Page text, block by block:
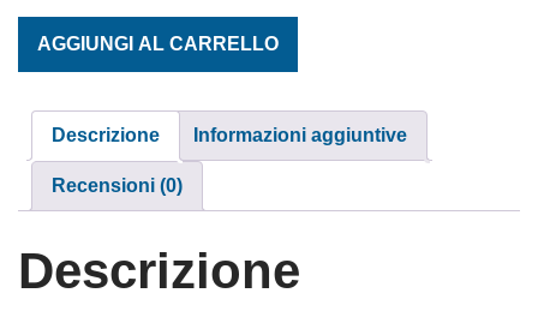
AGGIUNGI AL CARRELLO
Descrizione Informazioni aggiuntive
Recensioni (0)
Descrizione